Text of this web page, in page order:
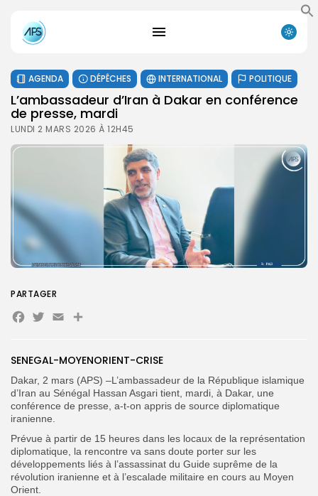
AGENDA DÉPÊCHES INTERNATIONAL POLITIQUE
L’ambassadeur d’Iran à Dakar en conférence
de presse, mardi
LUNDI 2 MARS 2026 À 12H45
SENEGAL-MOYENORIENT-CRISE
Dakar, 2 mars (APS) –L’ambassadeur de la République islamique
d’Iran au Sénégal Hassan Asgari tient, mardi, à Dakar, une
conférence de presse, a-t-on appris de source diplomatique
iranienne.
Prévue à partir de 15 heures dans les locaux de la représentation
diplomatique, la rencontre va sans doute porter sur les
développements liés à l’assassinat du Guide suprême de la
révolution iranienne et à l’escalade militaire en cours au Moyen
Orient.
PARTAGER
Facebook
Twitter
EmailPartager